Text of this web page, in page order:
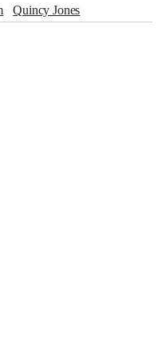
Quincy Jones